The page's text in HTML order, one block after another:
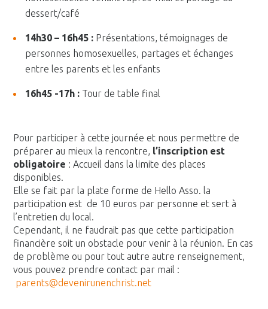
dessert/café
14h30 – 16h45 : Présentations, témoignages de
personnes homosexuelles, partages et échanges
entre les parents et les enfants
16h45 -17h : Tour de table final
Pour participer à cette journée et nous permettre de
préparer au mieux la rencontre, l’inscription est
obligatoire : Accueil dans la limite des places
disponibles.
Elle se fait par la plate forme de Hello Asso. la
participation est de 10 euros par personne et sert à
l’entretien du local.
Cependant, il ne faudrait pas que cette participation
financière soit un obstacle pour venir à la réunion. En cas
de problème ou pour tout autre autre renseignement,
vous pouvez prendre contact par mail :
parents@devenirunenchrist.net